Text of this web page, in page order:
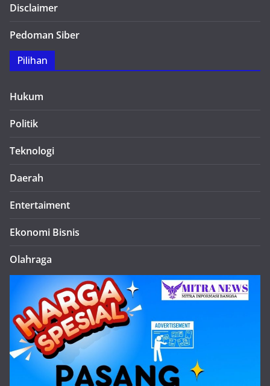
Disclaimer
Pedoman Siber
Pilihan
Hukum
Politik
Teknologi
Daerah
Entertaiment
Ekonomi Bisnis
Olahraga